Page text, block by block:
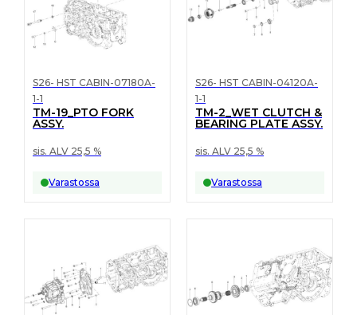
S26- HST CABIN-07180A-
1-1
TM-19_PTO FORK
ASSY.
sis. ALV 25,5 %
Varastossa
S26- HST CABIN-04120A-
1-1
TM-2_WET CLUTCH &
BEARING PLATE ASSY.
sis. ALV 25,5 %
Varastossa